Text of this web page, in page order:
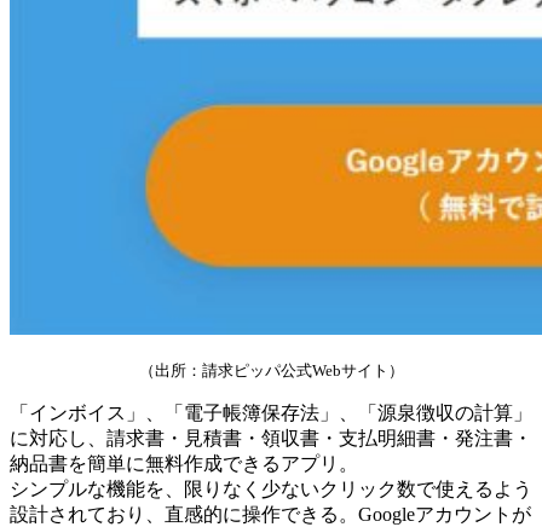
（出所：請求ピッパ公式Webサイト）
「インボイス」、「電子帳簿保存法」、「源泉徴収の計算」
に対応し、請求書・見積書・領収書・支払明細書・発注書・
納品書を簡単に無料作成できるアプリ。
シンプルな機能を、限りなく少ないクリック数で使えるよう
設計されており、直感的に操作できる。Googleアカウントが